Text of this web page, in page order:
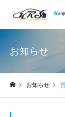
お知らせ
お知らせ